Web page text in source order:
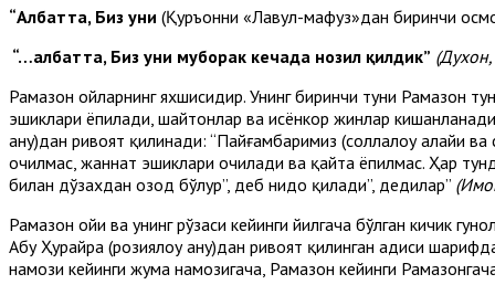
“Албатта, Биз уни (Қуръонни «Лавҳул-маҳфуз»дан биринчи
“…албатта, Биз уни муборак кечада нозил қилдик” (Духон,
Рамазон ойларнинг яхшисидир. Унинг биринчи туни Рамазон
эшиклари ёпилади, шайтонлар ва исёнкор жинлар
анҳу)дан ривоят қилинади: “Пайғамбаримиз (соллалоҳу
очилмас, жаннат эшиклари очилади ва қайта ёпилмас. Ҳар
билан дўзахдан озод бўлур”, деб нидо қилади”, дедилар”
Рамазон ойи ва унинг рўзаси кейинги йилгача бўлган кичик
Абу Ҳурайра (розиялоҳу анҳу)дан ривоят қилинган ҳадиси
намози кейинги жума намозигача, Рамазон кейинги